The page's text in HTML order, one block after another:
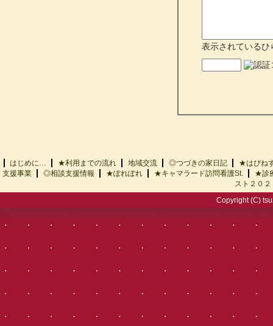
表示されているひ
はじめに… ★利用までの流れ 地域交流 ◎つづきの家日記
★はぴ
支援事業
◎相談支援情報 ★ぽれぽれ ★キャマラード訪問看護St.
★診
スト２０２
Copyright (C)